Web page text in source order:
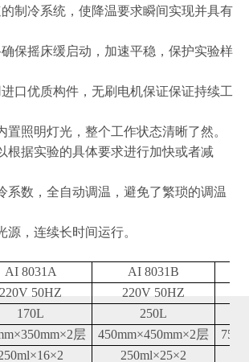
的制冷系统，使降温要求瞬间实现并具有
确保摇床缓启动，加速平稳，保护实验样
进口优质构件，无刷电机保证保证持续工
置照明灯光，整个工作状态清晰了然。
根据实验的具体要求进行加快或者减
系数，全自动调温，避免了繁琐的调温
源，连续长时间运行。
AI 8031A
AI 8031B
220V 50HZ 220V 50HZ
170L
250L
×350mm×2层 450mm×450mm×2层
×16×2 250ml×25×2